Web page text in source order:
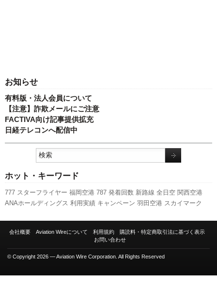
お知らせ
有料版・法人会員について
【注意】詐欺メールにご注意
FACTIVA向け記事提供拡充
日経テレコンへ配信中
ホット・キーワード
777 スターフライヤー 福岡空港 787 発着回数 新路線 全日空 関西空港
ANAホールディングス 利用実績 キャンペーン 羽田空港 スカイマーク
空 737NG 先週の注目記事 新千歳空港 A350 XWB 訪日客 旅客数 セント
会社概要 Aviation Wireについて 利用規約
購読料・特定商取引法に基づく表示
お問い合わせ
© Copyright 2026 — Aviation Wire Corporation. All Rights Reserved